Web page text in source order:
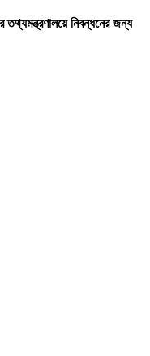
তথ্যমন্ত্রণালয়ে নিবন্ধনের জন্য